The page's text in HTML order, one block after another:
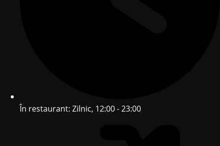
În restaurant: Zilnic, 12:00 - 23:00